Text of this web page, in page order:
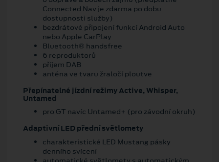
Connected Nav je zdarma po dobu
dostupnosti služby)
bezdrátové připojení funkcí Android Auto
nebo Apple CarPlay
Bluetooth® handsfree
6 reproduktorů
příjem DAB
anténa ve tvaru žraločí ploutve
Přepínatelné jízdní režimy Active, Whisper,
Untamed
pro GT navíc Untamed+ (pro závodní okruh)
Adaptivní LED přední světlomety
charakteristické LED Mustang pásky
denního svícení